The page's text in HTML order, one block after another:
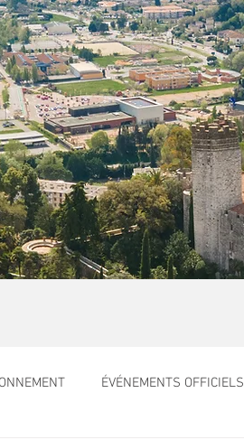
ÉVÉNEMENTS OFFICIELS